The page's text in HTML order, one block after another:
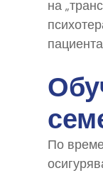
на
По